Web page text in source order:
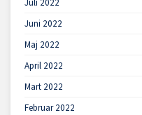
Juli 2022
Juni 2022
Maj 2022
April 2022
Mart 2022
Februar 2022